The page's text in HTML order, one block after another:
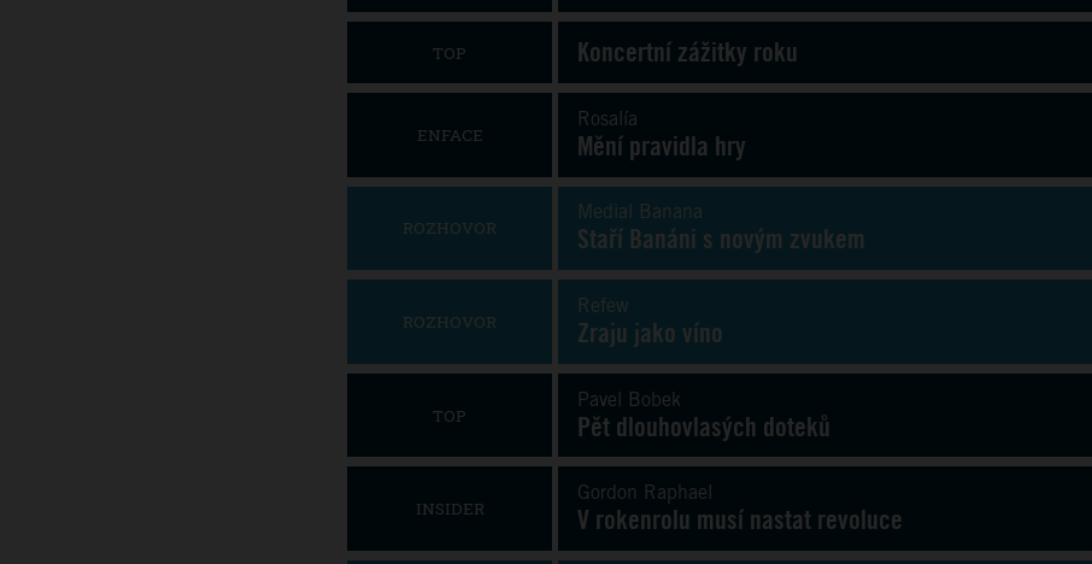
TOP Koncertní zážitky roku
ENFACE
Rosalía
Mění pravidla hry
ROZHOVOR
Medial Banana
Staří Banáni s novým zvukem
ROZHOVOR
Refew
Zraju jako víno
TOP
Pavel Bobek
Pět dlouhovlasých doteků
INSIDER
Gordon Raphael
V rokenrolu musí nastat revoluce